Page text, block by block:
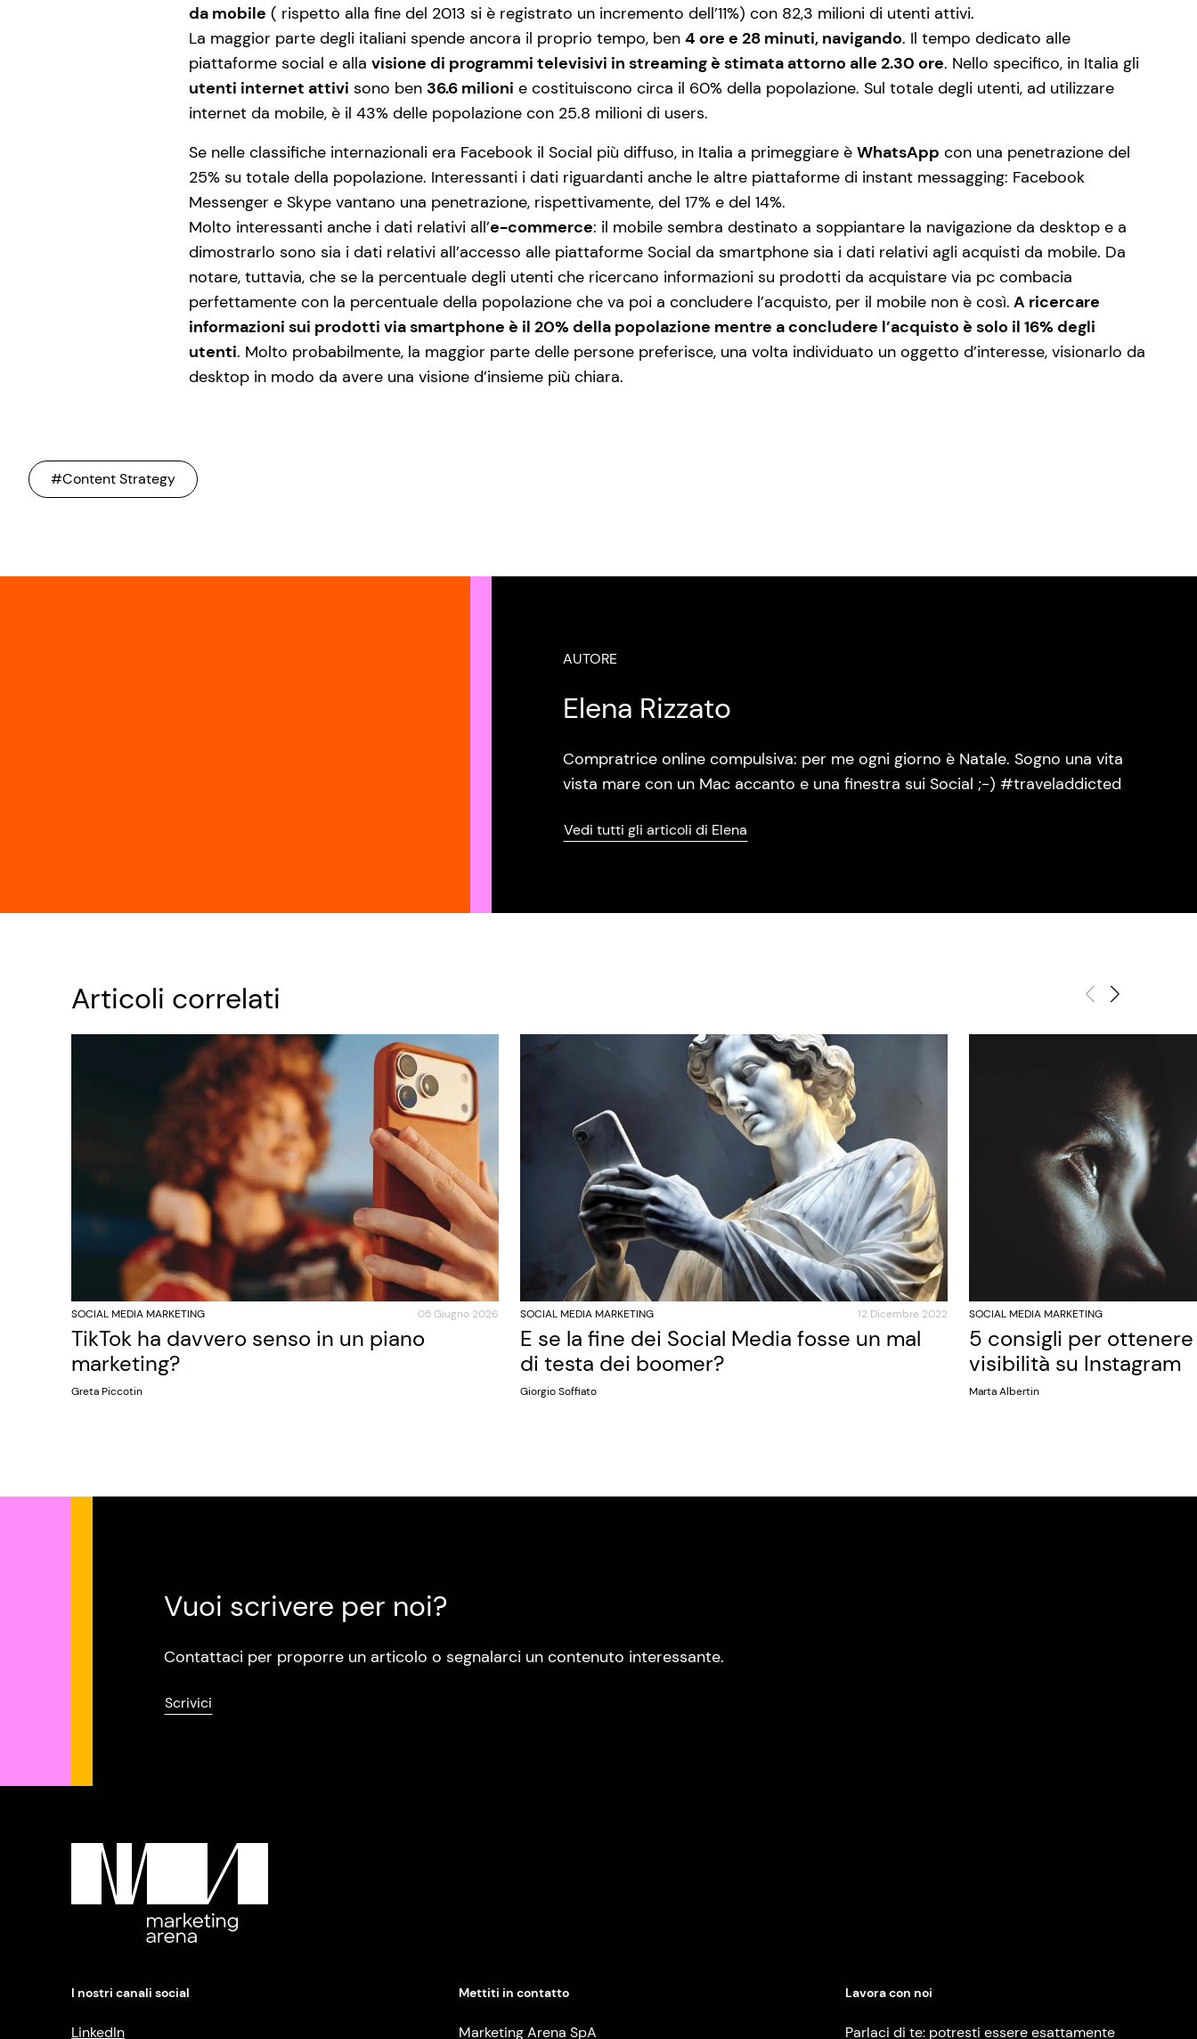
da mobile ( rispetto alla fine del 2013 si è registrato un incremento dell’11%) con 82,3 milioni di utenti attivi.
La maggior parte degli italiani spende ancora il proprio tempo, ben 4 ore e 28 minuti, navigando. Il tempo dedicato alle
piattaforme social e alla visione di programmi televisivi in streaming è stimata attorno alle 2.30 ore. Nello specifico, in Italia gli
utenti internet attivi sono ben 36.6 milioni e costituiscono circa il 60% della popolazione. Sul totale degli utenti, ad utilizzare
internet da mobile, è il 43% delle popolazione con 25.8 milioni di users.
Se nelle classifiche internazionali era Facebook il Social più diffuso, in Italia a primeggiare è WhatsApp con una penetrazione del
25% su totale della popolazione. Interessanti i dati riguardanti anche le altre piattaforme di instant messagging: Facebook
Messenger e Skype vantano una penetrazione, rispettivamente, del 17% e del 14%.
Molto interessanti anche i dati relativi all’e-commerce: il mobile sembra destinato a soppiantare la navigazione da desktop e a
dimostrarlo sono sia i dati relativi all’accesso alle piattaforme Social da smartphone sia i dati relativi agli acquisti da mobile. Da
notare, tuttavia, che se la percentuale degli utenti che ricercano informazioni su prodotti da acquistare via pc combacia
perfettamente con la percentuale della popolazione che va poi a concludere l’acquisto, per il mobile non è così. A ricercare
informazioni sui prodotti via smartphone è il 20% della popolazione mentre a concludere l’acquisto è solo il 16% degli
utenti. Molto probabilmente, la maggior parte delle persone preferisce, una volta individuato un oggetto d’interesse, visionarlo da
desktop in modo da avere una visione d’insieme più chiara.
#Content Strategy
AUTORE
Elena Rizzato
Compratrice online compulsiva: per me ogni giorno è Natale. Sogno una vita
vista mare con un Mac accanto e una finestra sui Social ;-) #traveladdicted
Vedi tutti gli articoli di Elena
Articoli correlati
SOCIAL MEDIA MARKETING 05 Giugno 2026
TikTok ha davvero senso in un piano
marketing?
Greta Piccotin
SOCIAL MEDIA MARKETING 12 Dicembre 2022
E se la fine dei Social Media fosse un mal
di testa dei boomer?
Giorgio Soffiato
SOCIAL MEDIA MARKETING
5 consigli per
visibilità su Instagram
Marta Albertin
Vuoi scrivere per noi?
Contattaci per proporre un articolo o segnalarci un contenuto interessante.
Scrivici
I nostri canali social
LinkedIn
Mettiti in contatto
Marketing Arena SpA
Lavora con noi
Parlaci di te: potresti essere esattamente